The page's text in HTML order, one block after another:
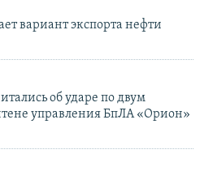
вариант экспорта нефти
об ударе по двум
управления БпЛА «Орион»